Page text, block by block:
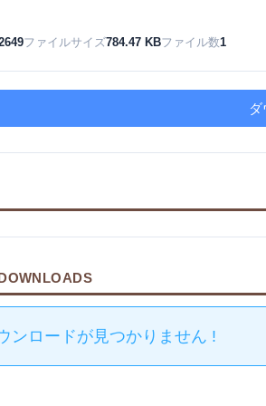
ファイルサイズ784.47 KBファイル数1
ンロードが見つかりません !